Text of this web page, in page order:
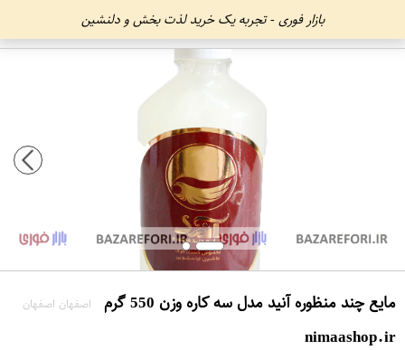
بازار فوری - تجربه یک خرید لذت بخش و دلنشین
مایع چند منظوره آنید مدل سه کاره وزن 550 گرم اصفهان اصفهان
nimaashop.ir